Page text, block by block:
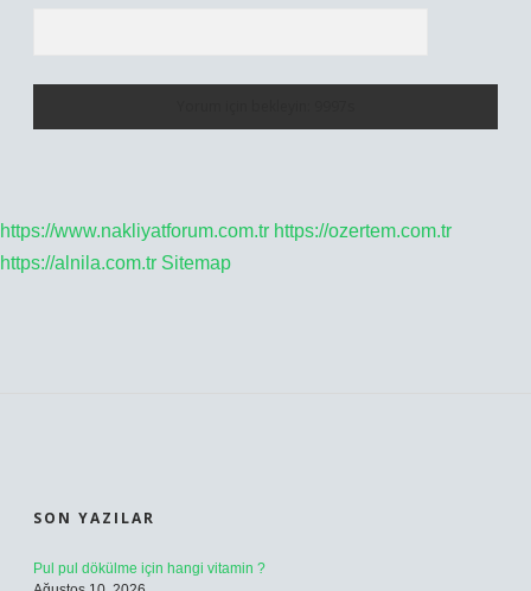
https://www.nakliyatforum.com.tr https://ozertem.com.tr
https://alnila.com.tr Sitemap
SON YAZILAR
Pul pul dökülme için hangi vitamin ?